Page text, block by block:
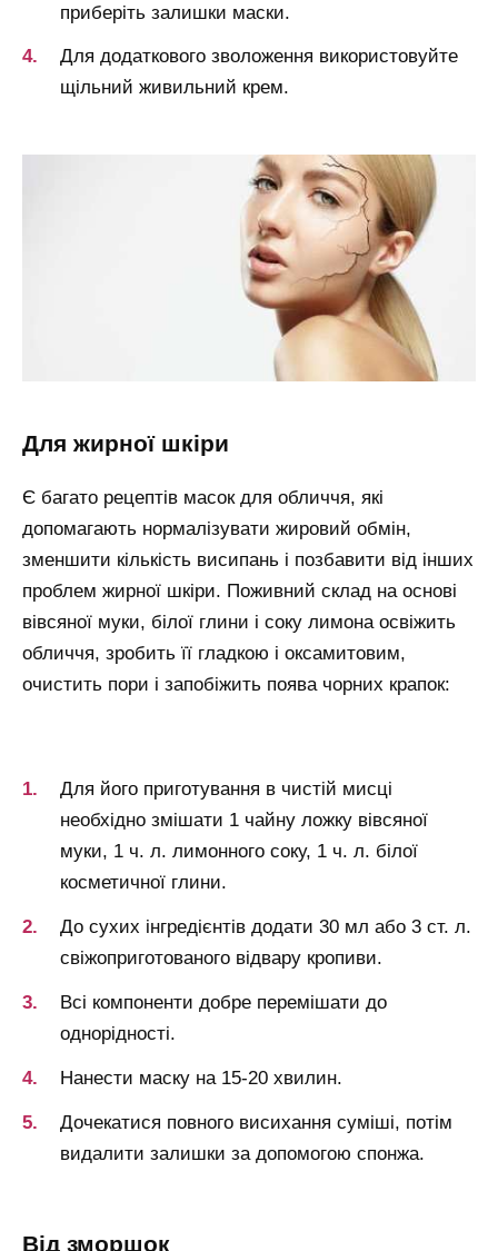
приберіть залишки маски.
Для додаткового зволоження використовуйте
щільний живильний крем.
для жирної шкіри
Є багато рецептів масок для обличчя, які
допомагають нормалізувати жировий обмін,
зменшити кількість висипань і позбавити від інших
проблем жирної шкіри. Поживний склад на основі
вівсяної муки, білої глини і соку лимона освіжить
обличчя, зробить її гладкою і оксамитовим,
очистить пори і запобіжить поява чорних крапок:
Для його приготування в чистій мисці
необхідно змішати 1 чайну ложку вівсяної
муки, 1 ч. л. лимонного соку, 1 ч. л. білої
косметичної глини.
До сухих інгредієнтів додати 30 мл або 3 ст. л.
свіжоприготованого відвару кропиви.
Всі компоненти добре перемішати до
однорідності.
Нанести маску на 15-20 хвилин.
Дочекатися повного висихання суміші, потім
видалити залишки за допомогою спонжа.
від зморшок